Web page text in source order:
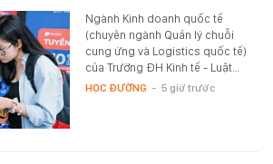
Ngành Kinh doanh quốc tế
(chuyên ngành Quản lý chuỗi
cung ứng và Logistics quốc tế)
của Trường ĐH Kinh tế - Luật…
HỌC ĐƯỜNG - 5 giờ trước